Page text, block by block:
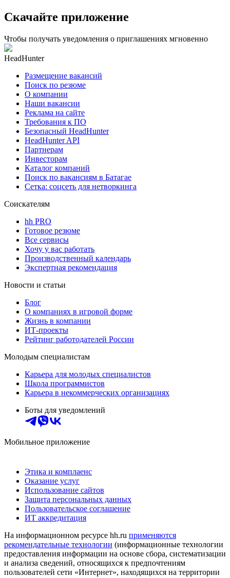
Скачайте приложение
Чтобы получать уведомления о приглашениях мгновенно
HeadHunter
Размещение вакансий
Поиск по резюме
О компании
Наши вакансии
Реклама на сайте
Требования к ПО
Безопасный HeadHunter
HeadHunter API
Партнерам
Инвесторам
Каталог компаний
Поиск по вакансиям в Батагае
Сетка: соцсеть для нетворкинга
Соискателям
hh PRO
Готовое резюме
Все сервисы
Хочу у вас работать
Производственный календарь
Экспертная рекомендация
Новости и статьи
Блог
О компаниях в игровой форме
Жизнь в компании
ИТ-проекты
Рейтинг работодателей России
Молодым специалистам
Карьера для молодых специалистов
Школа программистов
Карьера в некоммерческих организациях
Боты для уведомлений
Мобильное приложение
Этика и комплаенс
Оказание услуг
Использование сайтов
Защита персональных данных
Пользовательское соглашение
ИТ аккредитация
На информационном ресурсе hh.ru применяются
рекомендательные технологии (информационные технологии
предоставления информации на основе сбора, систематизации
и анализа сведений, относящихся к предпочтениям
пользователей сети «Интернет», находящихся на территории